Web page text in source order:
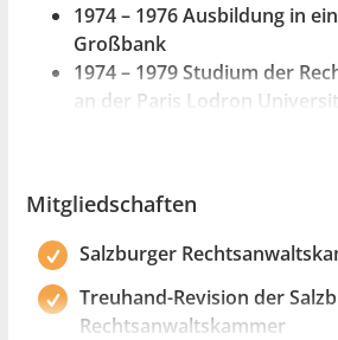
1974 – 1976 Ausbildung in
Großbank
1974 – 1979 Studium der
an der Paris Lodron
1983
Rechtsanwalt seit 1985
Mitgliedschaften
Salzburger
Treuhand-Revision der
Rechtsanwaltskammer